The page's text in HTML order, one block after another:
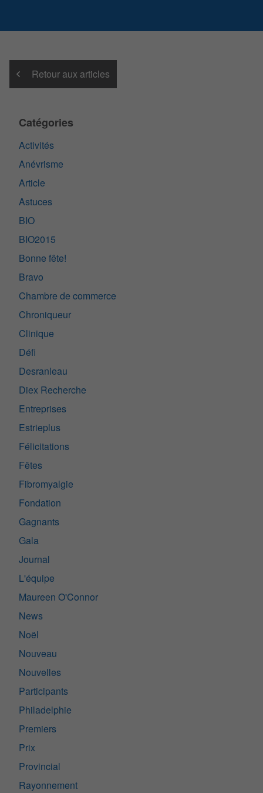
Catégories
Activités
Anévrisme
Article
Astuces
BIO
BIO2015
Bonne fête!
Bravo
Chambre de commerce
Chroniqueur
Clinique
Défi
Desranleau
Diex Recherche
Entreprises
Estrieplus
Félicitations
Fêtes
Fibromyalgie
Fondation
Gagnants
Gala
Journal
L'équipe
Maureen O'Connor
News
Noël
Nouveau
Nouvelles
Participants
Philadelphie
Premiers
Prix
Provincial
Rayonnement
Retour aux articles